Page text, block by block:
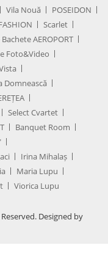
Vila Nouă
POSEIDON
Scarlet
Bachete AEROPORT
Foto&Video
Domnească
Select Cvartet
Banquet Room
Irina Mihalaș
Maria Lupu
Viorica Lupu
Designed by